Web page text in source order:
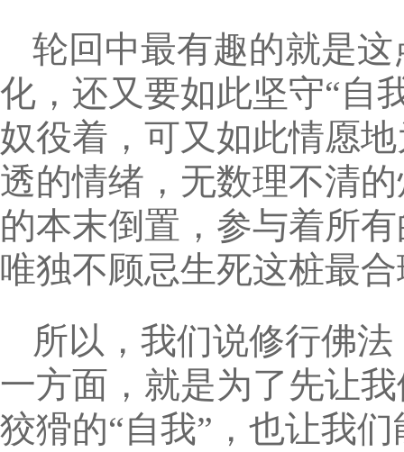
轮回中最有趣的就是
化，还又要如此坚守“自
奴役着，可又如此情愿
透的情绪，无数理不清
的本末倒置，参与着所
唯独不顾忌生死这桩最
所以，我们说修行佛
一方面，就是为了先让
狡猾的“自我”，也让我